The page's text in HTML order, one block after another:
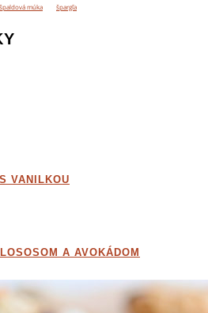
špaldová múka špargľa
VANILKOU
A AVOKÁDOM